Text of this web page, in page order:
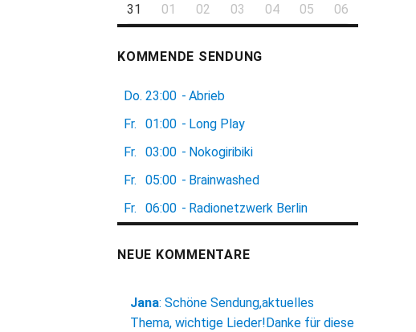
31
01 02 03 04 05 06
KOMMENDE SENDUNG
Do. 23:00 - Abrieb
Fr.
01:00 - Long Play
Fr.
03:00 - Nokogiribiki
Fr.
05:00 - Brainwashed
Fr.
06:00 - Radionetzwerk Berlin
NEUE KOMMENTARE
Jana: Schöne Sendung,aktuelles
Thema, wichtige Lieder!Danke für diese